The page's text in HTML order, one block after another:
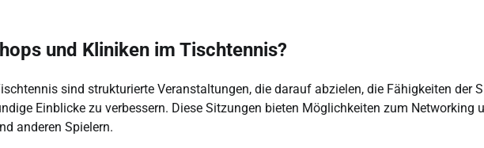
und Kliniken im Tischtennis?
sind strukturierte Veranstaltungen, die darauf abzielen, die Fähigkeiten der
Einblicke zu verbessern. Diese Sitzungen bieten Möglichkeiten zum Networking
anderen Spielern.